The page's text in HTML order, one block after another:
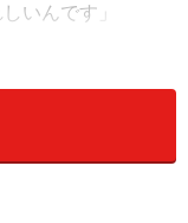
いんです」
む両親には、ミ
もらってきた。